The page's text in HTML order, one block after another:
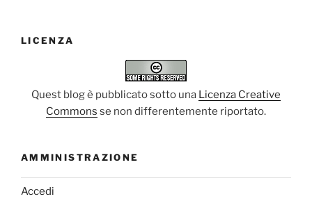
LICENZA
Quest blog è pubblicato sotto una Licenza Creative
Commons se non differentemente riportato.
AMMINISTRAZIONE
Accedi